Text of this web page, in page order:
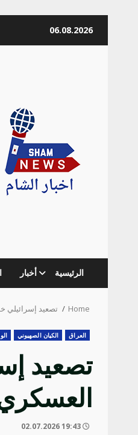
06.08.2026
الرئيسية أخبار
Home تصعيد إسرائيلي
العراق الكيان الصهيوني
تصعيد